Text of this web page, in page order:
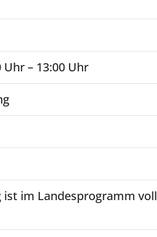
Uhr – 13:00 Uhr
ist im Landesprogramm voll